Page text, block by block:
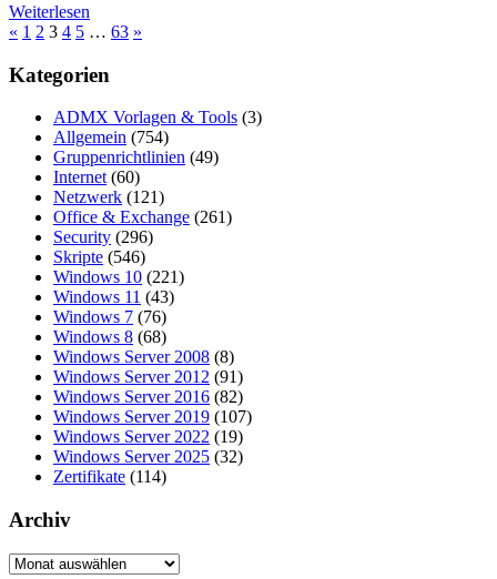
Weiterlesen
Seitennummerierung
der
Beiträge
« Vorherige
1 2 3 4 5 … 63 Nächste
»
Kategorien
ADMX Vorlagen & Tools (3)
Allgemein (754)
Gruppenrichtlinien (49)
Internet (60)
Netzwerk (121)
Office & Exchange (261)
Security (296)
Skripte (546)
Windows 10 (221)
Windows 11 (43)
Windows 7 (76)
Windows 8 (68)
Windows Server 2008 (8)
Windows Server 2012 (91)
Windows Server 2016 (82)
Windows Server 2019 (107)
Windows Server 2022 (19)
Windows Server 2025 (32)
Zertifikate (114)
Archiv
Archiv